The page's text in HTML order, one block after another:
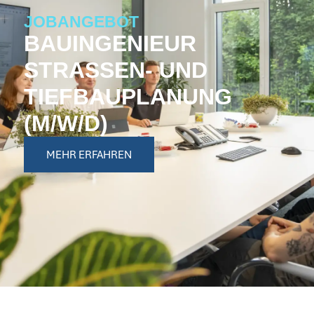
JOBANGEBOT
BAUINGENIEUR
STRASSEN- UND T
IEFBAUPLANUNG (
M/W/D)
MEHR ERFAHREN